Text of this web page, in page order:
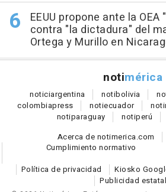
EEUU propone ante la
contra "la dictadura" del
Ortega y Murillo en
notimérica
noticiargentina notibolivia
colombiapress notiecuador noti
notiparaguay notiperú
Acerca de notimerica.com
Cumplimiento normativo
Política de privacidad
Kiosko
Publicidad estatal